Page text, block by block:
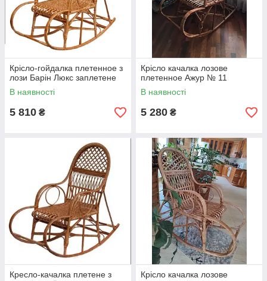
Крісло-гойдалка плетенное з
лози Барін Люкс заплетене
В наявності
5 810 ₴
Крісло качалка лозове
плетенное Ажур № 11
В наявності
5 280 ₴
Кресло-качалка плетене з
Крісло качалка лозове